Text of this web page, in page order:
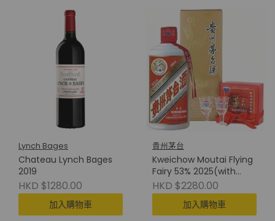
Lynch Bages
Chateau Lynch Bages
2019
HKD $1280.00
加入購物車
貴州茅台
Kweichow Moutai Flying
Fairy 53% 2025(with
Cup) 貴州茅台(附酒杯)
HKD $2280.00
加入購物車